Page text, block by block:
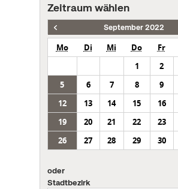
Zeitraum wählen
September 2022
Mo Di Mi Do Fr
1
2
5
6 7 8 9
12
13 14 15 16
19
20 21 22 23
26
27 28 29 30
oder
Stadtbezirk